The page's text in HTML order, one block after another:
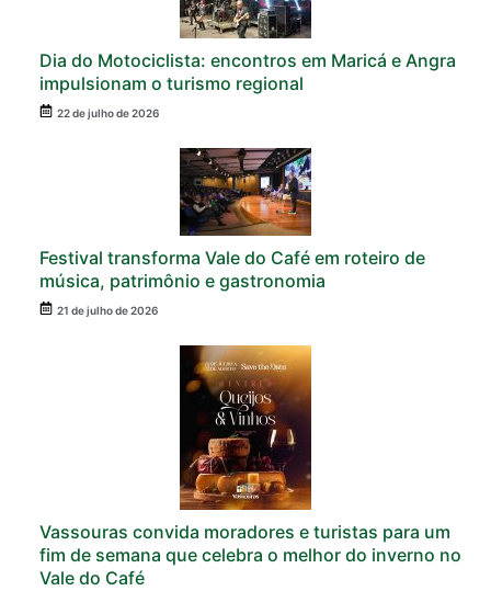
Dia do Motociclista: encontros em Maricá e Angra
impulsionam o turismo regional
22 de julho de 2026
Festival transforma Vale do Café em roteiro de
música, patrimônio e gastronomia
21 de julho de 2026
Vassouras convida moradores e turistas para um
fim de semana que celebra o melhor do inverno no
Vale do Café